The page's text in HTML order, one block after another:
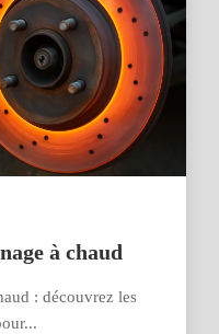
à chaud
: découvrez les